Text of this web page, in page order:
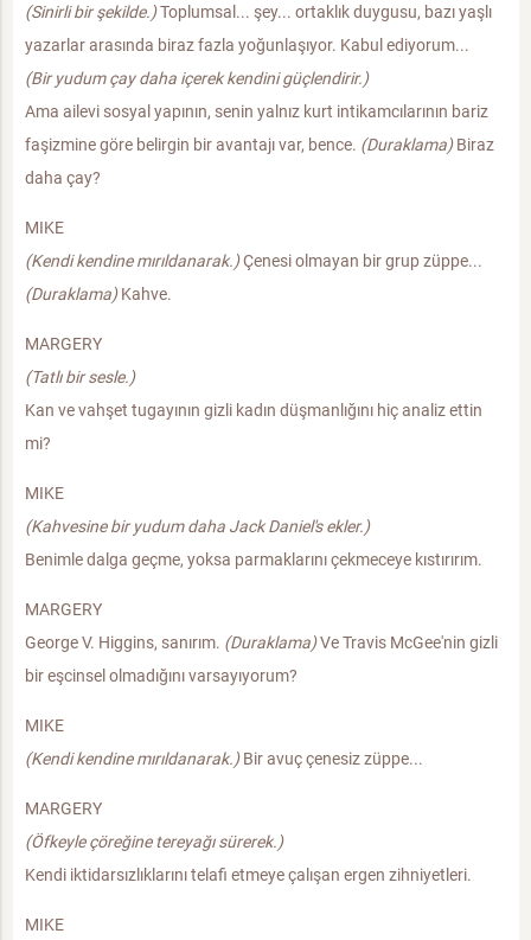
(Sinirli bir şekilde.)Toplumsal... şey... ortaklık duygusu, bazı yaşlı
yazarlar arasında biraz fazla yoğunlaşıyor. Kabul ediyorum...
(Bir yudum çay daha içerek kendini güçlendirir.)
Ama ailevi sosyal yapının, senin yalnız kurt intikamcılarının bariz
faşizmine göre belirgin bir avantajı var, bence. (Duraklama)Biraz
daha çay?
MIKE
(Kendi kendine mırıldanarak.)Çenesi olmayan bir grup züppe...
(Duraklama)Kahve.
MARGERY
(Tatlı bir sesle.)
Kan ve vahşet tugayının gizli kadın düşmanlığını hiç analiz ettin
mi?
MIKE
(Kahvesine bir yudum daha Jack Daniel's ekler.)
Benimle dalga geçme, yoksa parmaklarını çekmeceye kıstırırım.
MARGERY
George V. Higgins, sanırım. (Duraklama)Ve Travis McGee'nin gizli
bir eşcinsel olmadığını varsayıyorum?
MIKE
(Kendi kendine mırıldanarak.)Bir avuç çenesiz züppe...
MARGERY
(Öfkeyle çöreğine tereyağı sürerek.)
Kendi iktidarsızlıklarını telafi etmeye çalışan ergen zihniyetleri.
MIKE